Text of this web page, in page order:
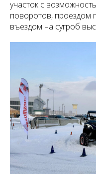
участок с
поворотов, проездом
въездом на сугроб